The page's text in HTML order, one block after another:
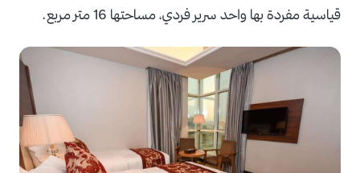
قياسية مفردة بها واحد سرير فردي، مساحتها 16 متر مربع.